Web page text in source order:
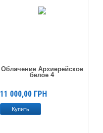
Облачение Архиерейское
белое 4
11 000,00 ГРН